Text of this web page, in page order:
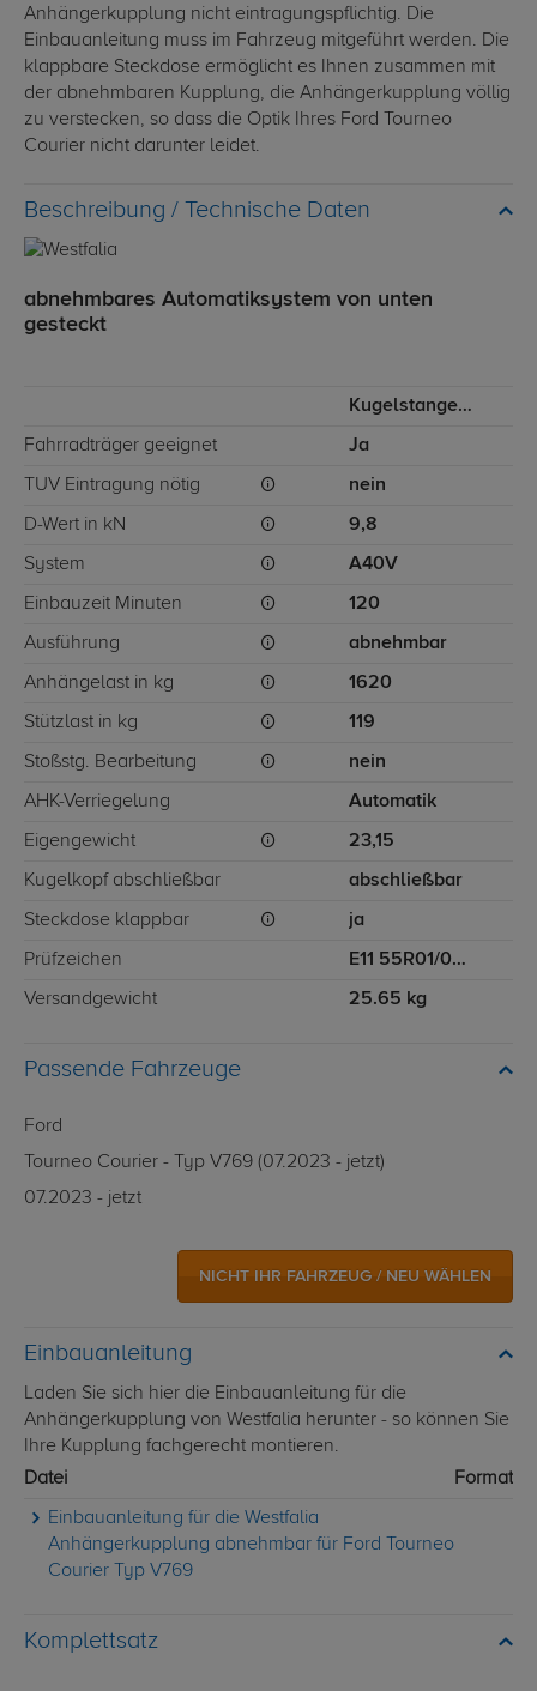
Anhängerkupplung nicht eintragungspflichtig. Die
Einbauanleitung muss im Fahrzeug mitgeführt werden. Die
klappbare Steckdose ermöglicht es Ihnen zusammen mit
der abnehmbaren Kupplung, die Anhängerkupplung völlig
zu verstecken, so dass die Optik Ihres Ford Tourneo
Courier nicht darunter leidet.
Technische Daten
abnehmbares Automatiksystem von unten
gesteckt
Kugelstange von unten gesteckt
Fahrradträger geeignet Ja
TÜV Eintragung nötig nein
D-Wert in kN 9,8
System A40V
Einbauzeit Minuten 120
Ausführung abnehmbar
Anhängelast in kg 1620
Stützlast in kg 119
Stoßstg. Bearbeitung nein
AHK-Verriegelung Automatik
Eigengewicht 23,15
Kugelkopf abschließbar abschließbar
Steckdose klappbar ja
Prüfzeichen E11 55R01/07 11976
Versandgewicht 25.65 kg
Passende Fahrzeuge
Ford
Tourneo Courier - Typ V769 (07.2023 - jetzt)
07.2023 - jetzt
NICHT IHR FAHRZEUG / NEU WÄHLEN
Einbauanleitung
Laden Sie sich hier die Einbauanleitung für die
Anhängerkupplung von Westfalia herunter - so können Sie
Ihre Kupplung fachgerecht montieren.
Datei
Format
Einbauanleitung für die Westfalia
Anhängerkupplung abnehmbar für Ford Tourneo
Courier Typ V769
Komplettsatz